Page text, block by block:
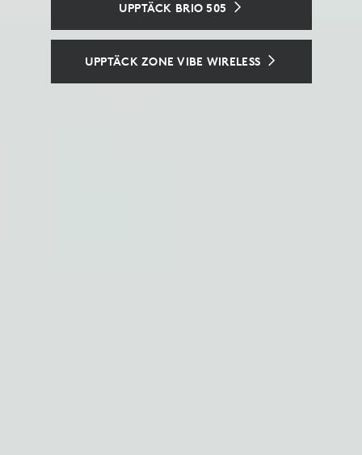
SE LOGITECH SIGHT
UPPTÄCK BRIO 505
UPPTÄCK ZONE VIBE WIRELESS
EN KONSEKVENT HOTDESKING-